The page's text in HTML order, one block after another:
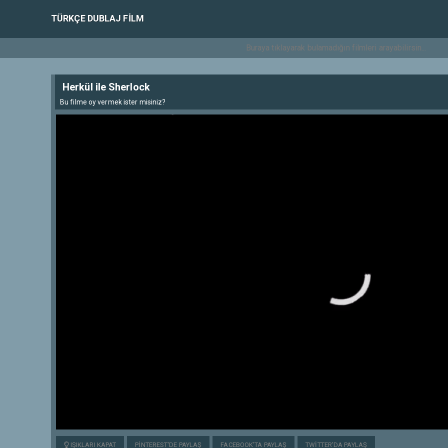
TÜRKÇE DUBLAJ FILM
Herkül ile Sherlock
Bu filme oy vermek ister misiniz?
IŞIKLARI KAPAT PINTEREST'DE PAYLAŞ FACEBOOK'TA PAYLAŞ TWITTER'DA PAYLAŞ